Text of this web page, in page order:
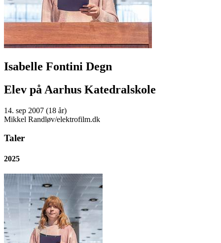
Isabelle Fontini Degn
Elev på Aarhus Katedralskole
14. sep 2007 (18 år)
Mikkel Randløv/elektrofilm.dk
Taler
2025